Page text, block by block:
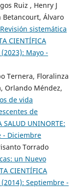
Ruiz , Henry J
Betancourt, Álvaro
sistemática
CIENTÍFICA
Mayo -
Ternera, Floralinza
Orlando Méndez,
de vida
de
SALUD UNINORTE:
- Diciembre
Torrado
un Nuevo
CIENTÍFICA
(2014): Septiembre -